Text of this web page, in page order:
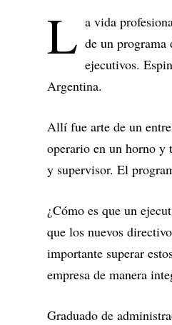
L a vida
de un programa
ejecutivos.
Argentina.
Allí fue arte de un
operario en un horno y
y supervisor. El
¿Cómo es que un
que los nuevos
importante superar
empresa de manera
Graduado de